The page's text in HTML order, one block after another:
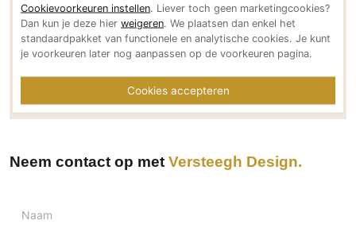
Afwerking
Wandafwerking
Behang / Wandtextiel
Natuursteen en keramiek
Schilderwerk
Meer over Versteegh Design
Meer projecten van Versteegh Design
Neem contact op met Versteegh Design
Naam
Cookievoorkeuren instellen. Liever toch geen marketingcookies?
Dan kun je deze hier weigeren. We plaatsen dan enkel het
standaardpakket van functionele en analytische cookies. Je kunt
je voorkeuren later nog aanpassen op de voorkeuren pagina.
Cookies accepteren